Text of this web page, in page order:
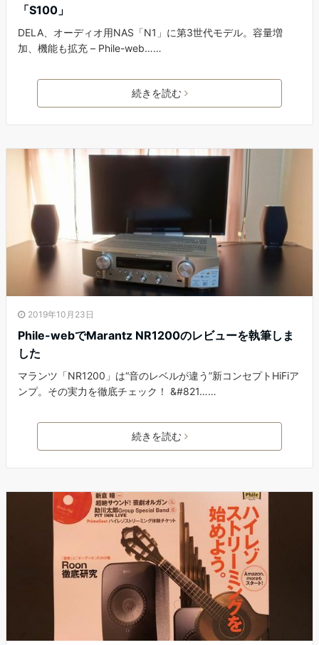
「S100」
DELA、オーディオ用NAS「N1」に第3世代モデル。容量増
加、機能も拡充 – Phile-web……
続きを読む
2019年10月23日
Phile-webでMarantz NR1200のレビューを執筆しま
した
マランツ「NR1200」は“音のレベルが違う”新コンセプトHiFiア
ンプ。その実力を徹底チェック！ &#821……
続きを読む